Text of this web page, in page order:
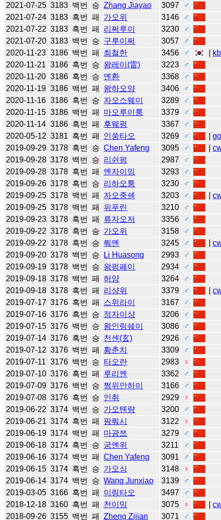
2021-07-25 3183 백번 승 Zhang Jiayao 3097
♂
2021-07-24 3183 흑번 패 가오위 3146
♂
2021-07-22 3183 흑번 패 리쩌루이 3230
♂
2021-07-20 3183 백번 승 구루이쩌 3057
♂
2020-11-23 3186 백번 패 최철한 3456 ♂
2020-11-21 3186 흑번 승 왕레이(雷) 3223
♂
2020-11-20 3186 흑번 승 옌환 3368
♂
2020-11-19 3186 백번 패 왕하오양 3406
♂
2020-11-16 3186 흑번 승 자오스웨이 3289
♂
2020-11-15 3186 백번 패 마오루이룽 3379
♂
2020-11-14 3186 흑번 패 후웨펑 3367
♂
2020-05-12 3181 흑번 패 인쑹타오 3269 ♂ |
2019-09-29 3178 흑번 승 Chen Yafeng 3095 ♂ |
2019-09-28 3178 백번 승 리쉰펑 2987
♂
2019-09-28 3178 흑번 패 옌자이밍 3293
♂
2019-09-26 3178 흑번 승 리하오퉁 3230
♂
2019-09-25 3178 백번 패 자오중쉔 3203 ♂ |
2019-09-25 3178 백번 패 위푸린 3210
♂
2019-09-23 3178 흑번 패 류자오저 3356
♂
2019-09-22 3178 흑번 승 가오위 3158
♂
2019-09-22 3178 흑번 승 뤄옌 3245 ♂ |
2019-09-20 3178 백번 승 Li Huasong 2993
♂
2019-09-19 3178 백번 승 왕펑페이 2934
♂
2019-09-18 3178 백번 패 허양 3264
♂
2019-09-18 3178 흑번 패 리샹위 3379 ♂ |
2019-07-17 3176 흑번 패 스위라이 3167
♂
2019-07-16 3176 흑번 승 정자이샹 3206
♂
2019-07-15 3176 백번 승 왕인링쉐이 3086
♂
2019-07-14 3176 흑번 승 천셴(玄) 2926
♂
2019-07-12 3176 백번 패 황춘치 3309
♂
2019-07-11 3176 백번 승 타오란 2983
♀
2019-07-10 3176 흑번 패 루리옌 3362
♂
2019-07-09 3176 백번 승 쩡위안하이 3166
♂
2019-07-08 3176 흑번 승 인취 2929
♀
2019-06-22 3174 백번 승 가오톈량 3200
♂
2019-06-21 3174 흑번 패 팡뤄시 3122
♀
2019-06-19 3174 백번 패 마광쯔 3279
♂
2019-06-18 3174 흑번 승 궁옌위 3211
♂
2019-06-16 3174 백번 패 Chen Yafeng 3091
♂
2019-06-15 3174 흑번 승 가오싱 3148
♀
2019-06-14 3174 백번 승 Wang Junxiao 3139
♂
2019-03-05 3166 흑번 패 이링타오 3497
♂
2018-12-18 3160 흑번 패 천이밍 3075 ♀ |
2018-09-26 3155 백번 패 Zheng Zijian 3071 ♂